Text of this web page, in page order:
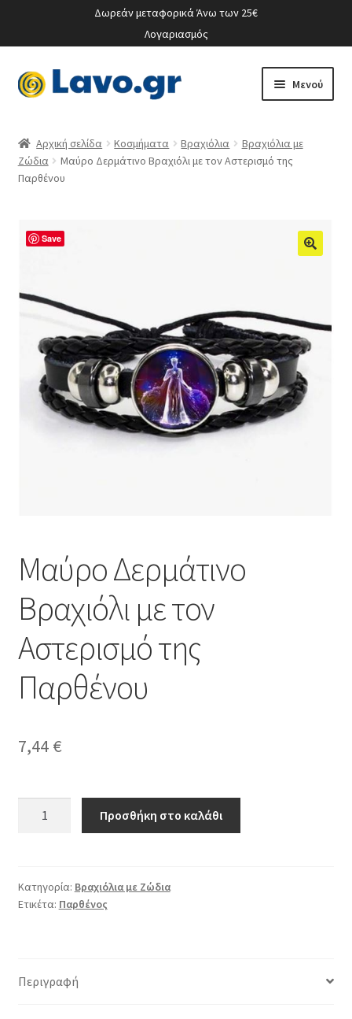
Δωρεάν μεταφορικά Άνω των 25€
Λογαριασμός
Απευθείας
μετάβαση
πλοήγηση
Μετάβαση
σε
Μενού
Αρχική σελίδα Κοσμήματα Βραχιόλια
Βραχιόλια με
Ζώδια
Μαύρο Δερμάτινο Βραχιόλι με τον Αστερισμό της
Παρθένου
Save
Μαύρο Δερμάτινο
Βραχιόλι με τον
Αστερισμό της
Παρθένου
7,44 €
τον
Αστερισμό
Προσθήκη στο καλάθι
Κατηγορία: Βραχιόλια με Ζώδια
Ετικέτα: Παρθένος
Περιγραφή